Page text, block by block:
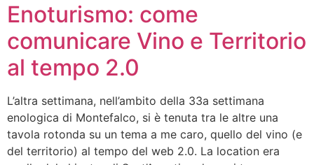
Enoturismo: come
comunicare Vino e Territorio
al tempo 2.0
L’altra settimana, nell’ambito della 33a settimana
enologica di Montefalco, si è tenuta tra le altre una
tavola rotonda su un tema a me caro, quello del vino (e
del territorio) al tempo del web 2.0. La location era